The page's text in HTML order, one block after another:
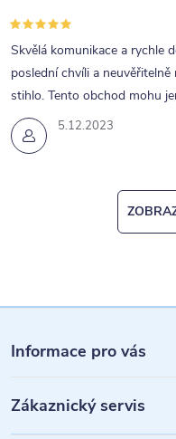
5.12.2023
Skvělá komunikace a rychle
poslední chvíli a
stihlo. Tento obchod mohu
á
p
a
Informace pro vás
Zákaznický servis